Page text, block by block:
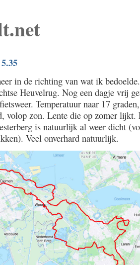
in de richting van wat ik
Heuvelrug. Nog een dagje vrij
Temperatuur naar 17
volop zon. Lente die op zomer lijkt.
is natuurlijk al weer dicht
Veel onverhard natuurlijk.